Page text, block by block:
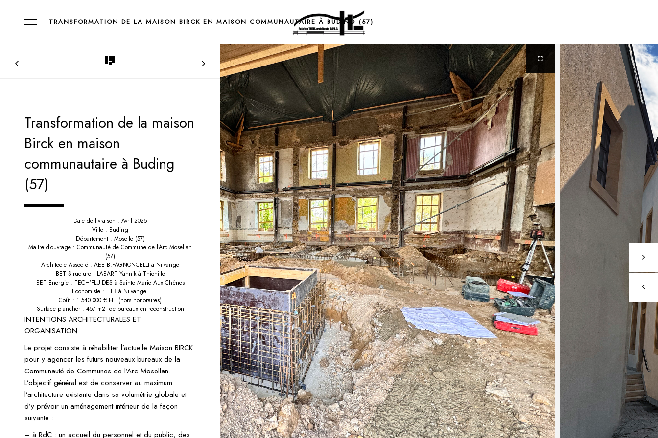
TRANSFORMATION DE LA MAISON BIRCK EN MAISON COMMUNAUTAIRE À BUDING (57)
Transformation de la maison
Birck en maison
communautaire à Buding
(57)
Date de livraison : Avril 2025
Ville : Buding
Département : Moselle (57)
Maitre d’ouvrage : Communauté de Commune de l’Arc Mosellan
(57)
Architecte Associé : AEE B.PAGNONCELLI à Nilvange
BET Structure : LABART Yannik à Thionille
BET Energie : TECH’FLUIDES à Sainte Marie Aux Chênes
Economiste : ETB à Nilvange
Coût : 1 540 000 € HT (hors honoraires)
Surface plancher : 457 m2 de bureaux en reconstruction
INTENTIONS ARCHITECTURALES ET
ORGANISATION
Le projet consiste à réhabiliter l’actuelle Maison BIRCK
pour y agencer les futurs nouveaux bureaux de la
Communauté de Communes de l’Arc Mosellan.
L’objectif général est de conserver au maximum
l’architecture existante dans sa volumétrie globale et
d’y prévoir un aménagement intérieur de la façon
suivante :
– à RdC : un accueil du personnel et du public, des